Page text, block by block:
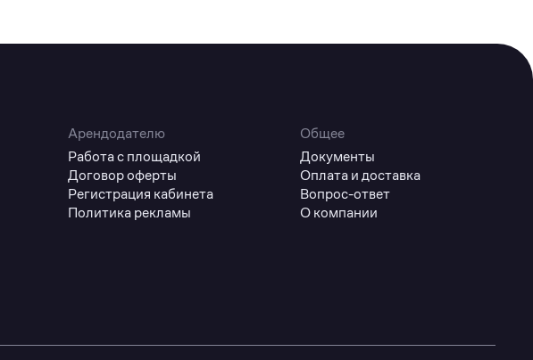
Арендодателю
Работа с площадкой
Договор оферты
Регистрация кабинета
Политика рекламы
Общее
Документы
Оплата и доставка
Вопрос-ответ
О компании